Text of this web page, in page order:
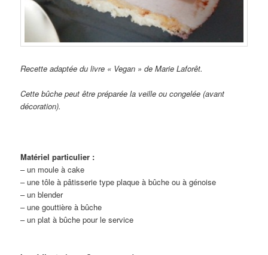
Recette adaptée du livre « Vegan » de Marie Laforêt.
Cette bûche peut être préparée la veille ou congelée (avant
décoration).
Matériel particulier :
– un moule à cake
– une tôle à pâtisserie type plaque à bûche ou à génoise
– un blender
– une gouttière à bûche
– un plat à bûche pour le service